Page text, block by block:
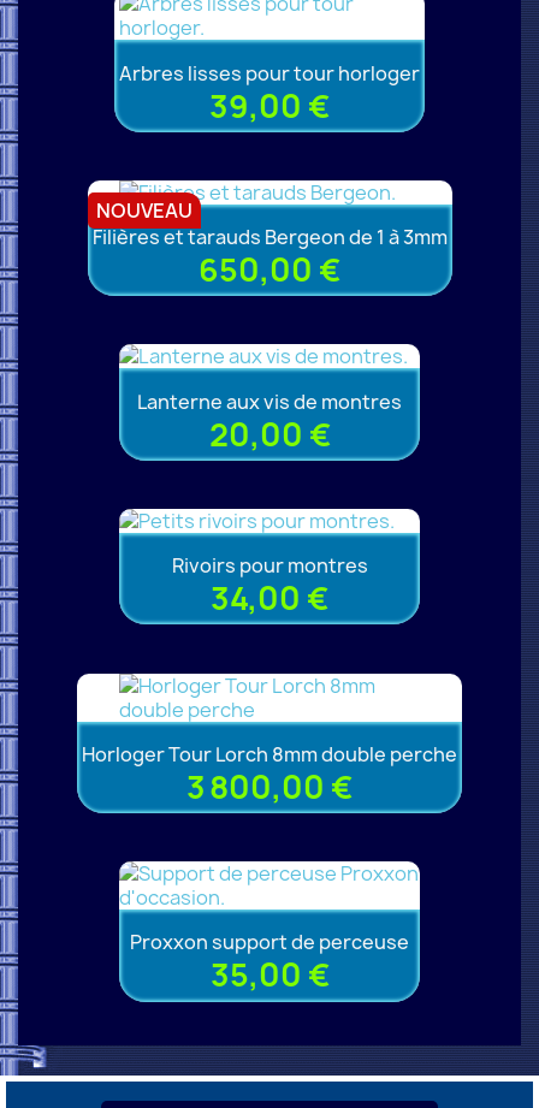
Arbres lisses pour tour horloger
39,00 €
Filières et tarauds Bergeon de 1 à 3mm
650,00 €
NOUVEAU
Lanterne aux vis de montres
20,00 €
Rivoirs pour montres
34,00 €
Horloger Tour Lorch 8mm double perche
3 800,00 €
Proxxon support de perceuse
35,00 €